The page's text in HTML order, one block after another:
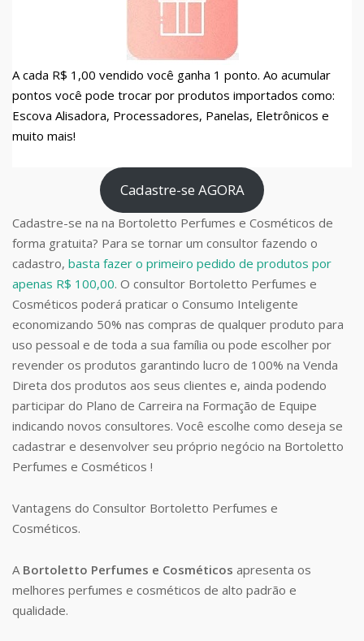
A cada R$ 1,00 vendido você ganha 1 ponto. Ao acumular
pontos você pode trocar por produtos importados como:
Escova Alisadora, Processadores, Panelas, Eletrônicos e
muito mais!
Cadastre-se AGORA
Cadastre-se na na Bortoletto Perfumes e Cosméticos de
forma gratuita? Para se tornar um consultor fazendo o
cadastro, basta fazer o primeiro pedido de produtos por
apenas R$ 100,00. O consultor Bortoletto Perfumes e
Cosméticos poderá praticar o Consumo Inteligente
economizando 50% nas compras de qualquer produto para
uso pessoal e de toda a sua família ou pode escolher por
revender os produtos garantindo lucro de 100% na Venda
Direta dos produtos aos seus clientes e, ainda podendo
participar do Plano de Carreira na Formação de Equipe
indicando novos consultores. Você escolhe como deseja se
cadastrar e desenvolver seu próprio negócio na Bortoletto
Perfumes e Cosméticos !
Vantagens do Consultor Bortoletto Perfumes e
Cosméticos.
A Bortoletto Perfumes e Cosméticos apresenta os
melhores perfumes e cosméticos de alto padrão e
qualidade.